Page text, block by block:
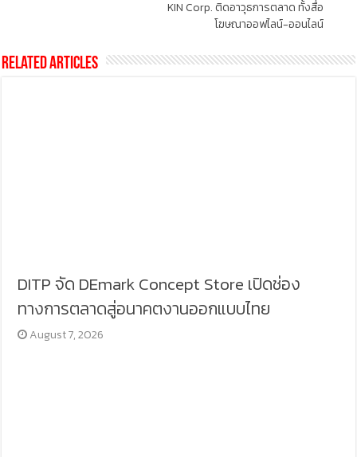
KIN Corp. ติดอาวุธการตลาด ทั้งสื่อ
โฆษณาออฟไลน์-ออนไลน์
Related Articles
DITP จัด DEmark Concept Store เปิดช่อง
ทางการตลาดสู่อนาคตงานออกแบบไทย
August 7, 2026